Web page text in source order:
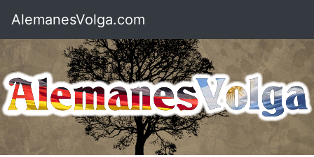
AlemanesVolga.com